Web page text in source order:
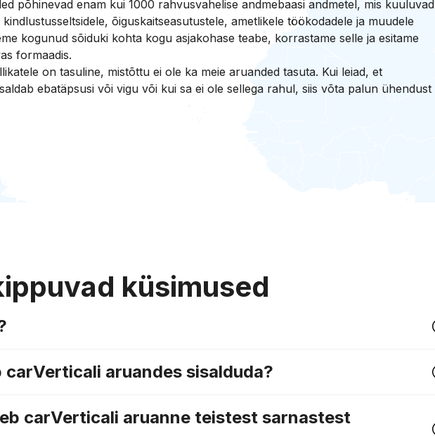
põhinevad enam kui 1000 rahvusvahelise andmebaasi andmetel, mis kuuluvad
õiguskaitseasutustele, ametlikele töökodadele ja muudele
kogunud sõiduki kohta kogu asjakohase teabe, korrastame selle ja esitame
formaadis.
on tasuline, mistõttu ei ole ka meie aruanded tasuta. Kui leiad, et
ebatäpsusi või vigu või kui sa ei ole sellega rahul, siis võta palun ühendust
küsimused
aruandes sisalduda?
carVerticali aruanne teistest sarnastest